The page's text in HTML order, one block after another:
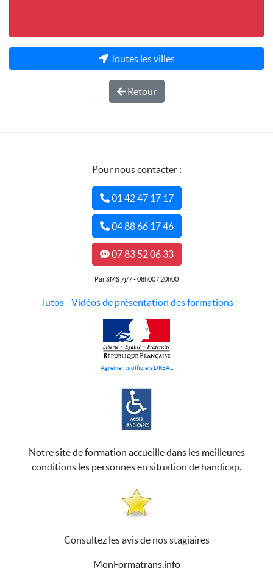
Toutes les villes
Retour
Pour nous contacter :
01 42 47 17 17
04 88 66 17 46
07 83 52 06 33
Par SMS 7j/7 - 08h00 / 20h00
Tutos- Vidéos de présentation des formations
Agréments officiels DREAL
Notre site de formation accueille dans les meilleures
conditions les personnes en situation de handicap.
Consultez les avis de nos stagiaires
MonFormatrans.info